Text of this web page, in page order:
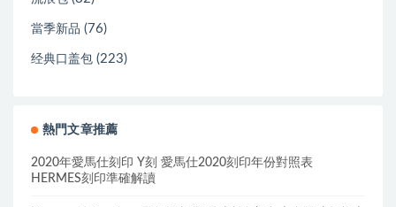
當季新品 (76)
经典口盖包 (223)
熱門文章推薦
2020年愛馬仕刻印 Y刻 愛馬仕2020刻印年份對照表
HERMES刻印準確解讀